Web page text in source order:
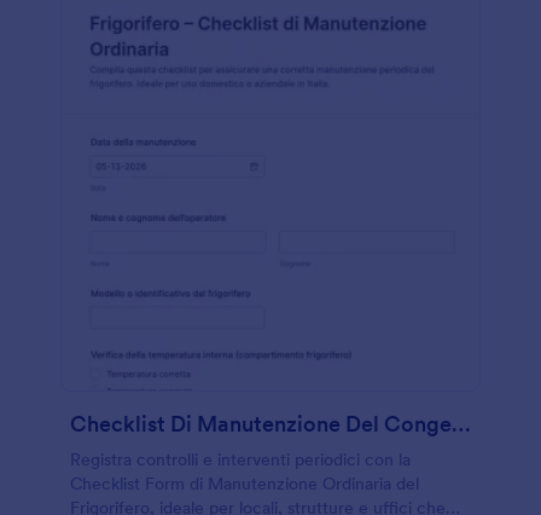
Checklist Di Manutenzione Del Congelatore
Registra controlli e interventi periodici con la
Checklist Form di Manutenzione Ordinaria del
Frigorifero, ideale per locali, strutture e uffici che